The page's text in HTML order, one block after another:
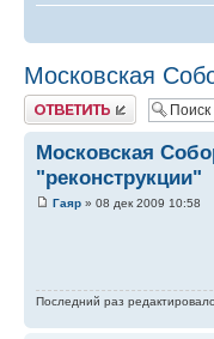
Московская
Ответить
Московская
"реконструкции"
Гаяр » 08 дек 2009 10:58
Последний раз